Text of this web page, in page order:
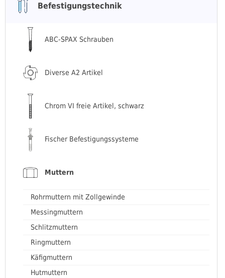
Befestigungstechnik
ABC-SPAX Schrauben
Diverse A2 Artikel
Chrom VI freie Artikel, schwarz
Fischer Befestigungssysteme
Muttern
Rohrmuttern mit Zollgewinde
Messingmuttern
Schlitzmuttern
Ringmuttern
Käfigmuttern
Hutmuttern